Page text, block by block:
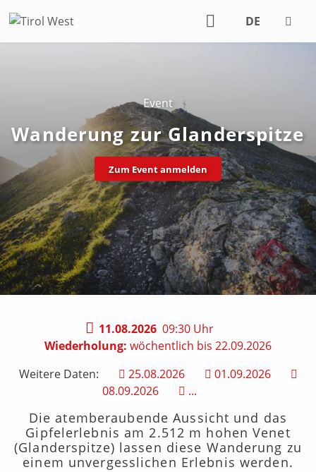
DE
Event
Wanderung zur Glanderspitze
Zum Event anmelden
11.08.2026 09:30 Uhr
Wiederholung: wöchentlich bis 22.09.2026
Weitere Daten:
25.08.2026
01.09.2026
08.09.2026
...
Die atemberaubende Aussicht und das
Gipfelerlebnis am 2.512 m hohen Venet
(Glanderspitze) lassen diese Wanderung zu
einem unvergesslichen Erlebnis werden.